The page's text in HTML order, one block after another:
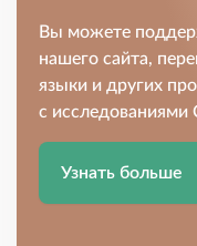
Вы можете
нашего сайта,
языки и других
с исследованиями
Узнать больше